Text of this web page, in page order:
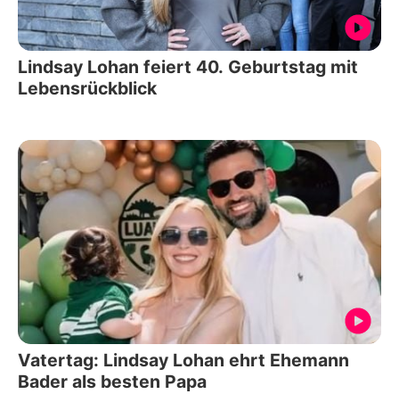
Lindsay Lohan feiert 40. Geburtstag mit
Lebensrückblick
Vatertag: Lindsay Lohan ehrt Ehemann
Bader als besten Papa